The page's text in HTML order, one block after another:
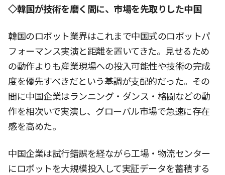
◇韓国が技術を磨く間に、市場を先取りした中国
韓国のロボット業界はこれまで中国式のロボットパ
フォーマンス実演と距離を置いてきた。見せるため
の動作よりも産業現場への投入可能性や技術の完成
度を優先すべきだという基調が支配的だった。その
間に中国企業はランニング・ダンス・格闘などの動
作を相次いで実演し、グローバル市場で急速に存在
感を高めた。
中国企業は試行錯誤を経ながら工場・物流センター
にロボットを大規模投入して実証データを蓄積する